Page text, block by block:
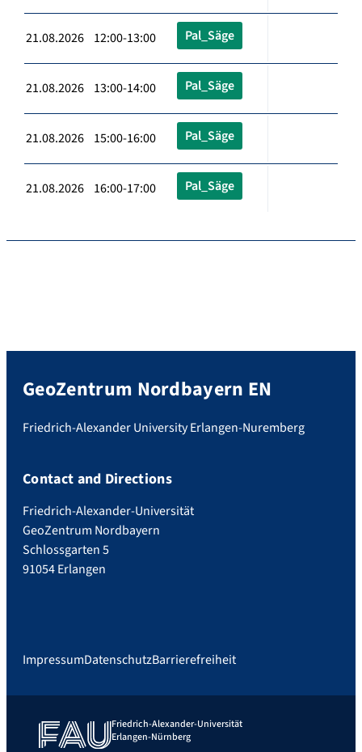
21.08.2026 12:00-13:00 Pal_Säge
21.08.2026 13:00-14:00 Pal_Säge
21.08.2026 15:00-16:00 Pal_Säge
21.08.2026 16:00-17:00 Pal_Säge
GeoZentrum Nordbayern EN
Friedrich-Alexander University Erlangen-Nuremberg
Contact and Directions
Friedrich-Alexander-Universität
GeoZentrum Nordbayern
Schlossgarten 5
91054 Erlangen
ImpressumDatenschutzBarrierefreiheit
Friedrich-Alexander-Universität
Erlangen-Nürnberg